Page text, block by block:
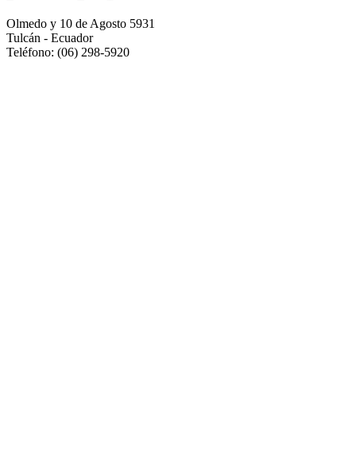
Olmedo y 10 de Agosto 5931
Tulcán - Ecuador
Teléfono: (06) 298-5920